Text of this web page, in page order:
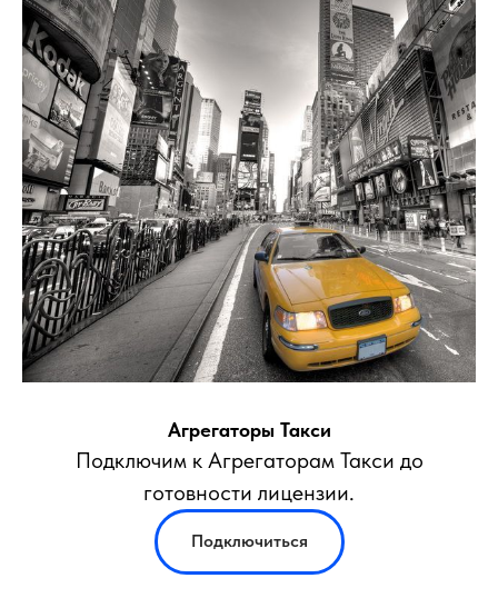
Агрегаторы Такси
Подключим к Агрегаторам Такси до
готовности лицензии.
Подключиться